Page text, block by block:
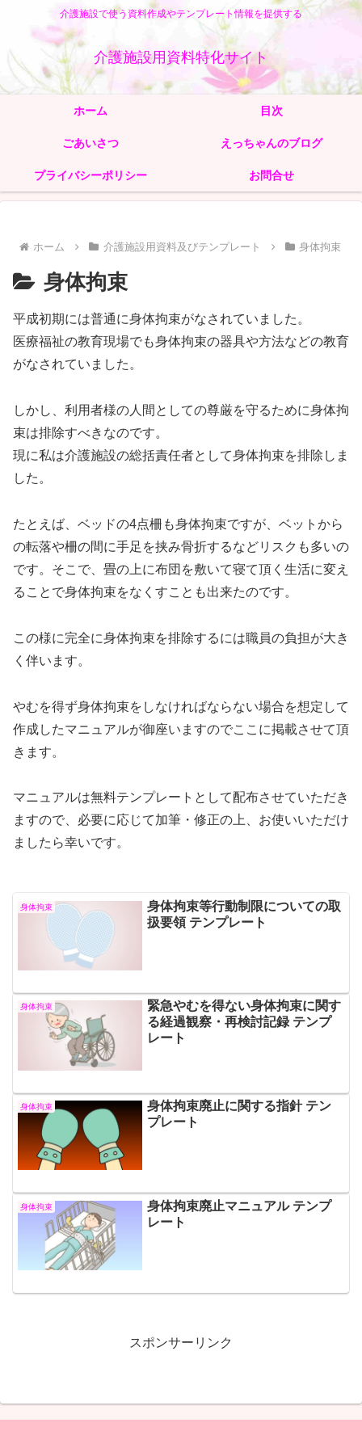
介護施設で使う資料作成やテンプレート情報を提供する
介護施設用資料特化サイト
ホーム 目次
ごあいさつ えっちゃんのブログ
プライバシーポリシー お問合せ
ホーム 介護施設用資料及びテンプレート 身体拘束
身体拘束
平成初期には普通に身体拘束がなされていました。
医療福祉の教育現場でも身体拘束の器具や方法などの教育
がなされていました。
しかし、利用者様の人間としての尊厳を守るために身体拘
束は排除すべきなのです。
現に私は介護施設の総括責任者として身体拘束を排除しま
した。
たとえば、ベッドの4点柵も身体拘束ですが、ベットから
の転落や柵の間に手足を挟み骨折するなどリスクも多いの
です。そこで、畳の上に布団を敷いて寝て頂く生活に変え
ることで身体拘束をなくすことも出来たのです。
この様に完全に身体拘束を排除するには職員の負担が大き
く伴います。
やむを得ず身体拘束をしなければならない場合を想定して
作成したマニュアルが御座いますのでここに掲載させて頂
きます。
マニュアルは無料テンプレートとして配布させていただき
ますので、必要に応じて加筆・修正の上、お使いいただけ
ましたら幸いです。
身体拘束
身体拘束等行動制限についての取
扱要領 テンプレート
身体拘束
緊急やむを得ない身体拘束に関す
る経過観察・再検討記録 テンプ
レート
身体拘束
身体拘束廃止に関する指針 テン
プレート
身体拘束
身体拘束廃止マニュアル テンプ
レート
スポンサーリンク